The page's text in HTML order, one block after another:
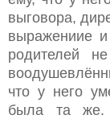
выговора,
выражениие
родителей
что у него
была та же.